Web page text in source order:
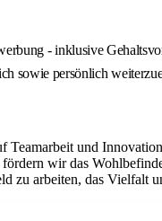
- inklusive
sowie persönlich
und
wir das
zu arbeiten, das Vielfalt